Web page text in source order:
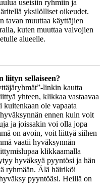
useisiin ryhmiin ja
yksilölliset oikeudet.
tavan muuttaa käyttäjien
kuten muuttaa valvojien
alueelle.
liityn sellaiseen?
linkin kautta
yhteen, klikkaa vastaavaa
ole vapaata
ennen kuin voit
ja joissakin voi olla jopa
on avoin, voit liittyä siihen
vaatii hyväksynnän
klikkaamalla
hyväksyä pyyntösi ja hän
ryhmään. Älä häiriköi
pyyntöäsi. Heillä on